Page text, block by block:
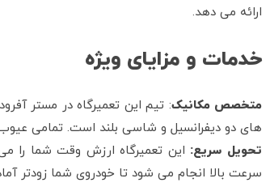
ارائه می‌ دهد.
خدمات و مزایای ویژه
متخصص مکانیک: تیم این تعمیرگاه در مستر
های دو دیفرانسیل و شاسی‌ بلند است. تمامی
تحویل سریع: این تعمیرگاه ارزش وقت شما را
سرعت بالا انجام می‌ شود تا خودروی شما زودتر